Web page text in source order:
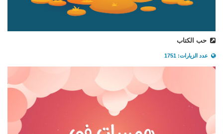
حب الكتاب
عدد الزيارات: 1751